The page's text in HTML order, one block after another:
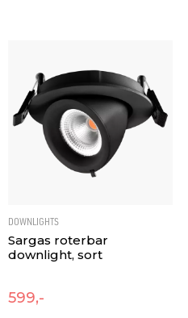
DOWNLIGHTS
Sargas roterbar
downlight, sort
599,-